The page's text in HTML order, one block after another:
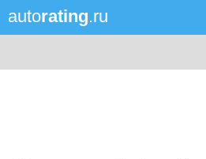
autorating.ru